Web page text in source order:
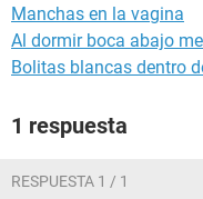
Manchas en la vagina
Al dormir boca abajo
Bolitas blancas dentro
1 respuesta
RESPUESTA 1 / 1